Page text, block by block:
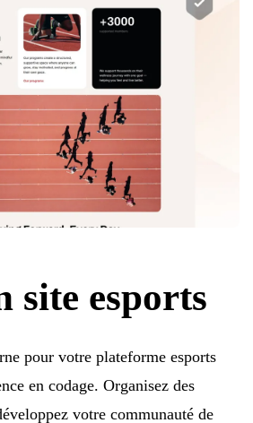
site esports
pour votre plateforme esports
en codage. Organisez des
votre communauté de